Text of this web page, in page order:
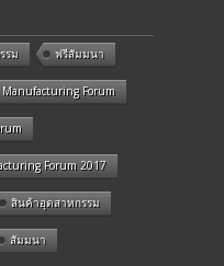
รม ฟรีสัมมนา
Manufacturing Forum
Forum 2017
สินค้าอุตสาหกรรม
สัมมนา